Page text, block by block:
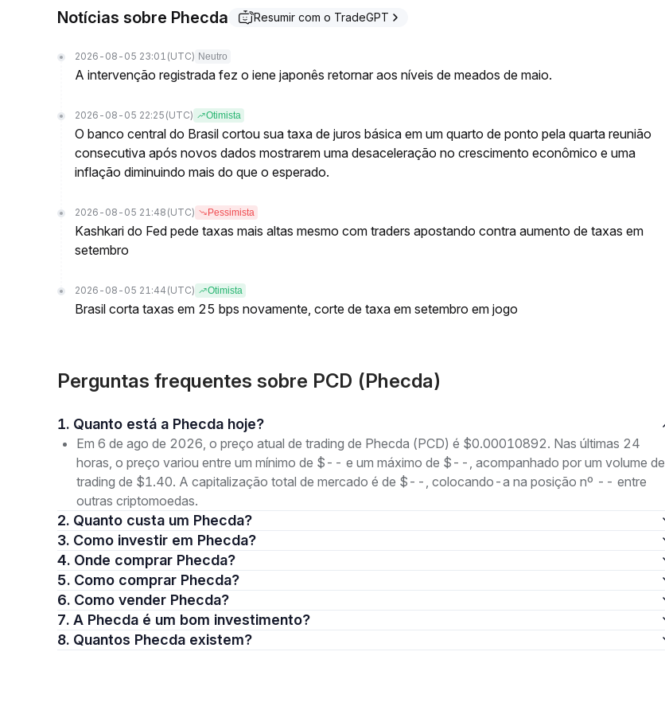
Notícias sobre Phecda Resumir com o TradeGPT
2026-08-05 23:01 (UTC) Neutro
A intervenção registrada fez o iene japonês retornar aos níveis de meados de maio.
2026-08-05 22:25 (UTC) Otimista
O banco central do Brasil cortou sua taxa de juros básica em um quarto de ponto pela quarta reunião
consecutiva após novos dados mostrarem uma desaceleração no crescimento econômico e uma
inflação diminuindo mais do que o esperado.
2026-08-05 21:48 (UTC) Pessimista
Kashkari do Fed pede taxas mais altas mesmo com traders apostando contra aumento de taxas em
setembro
2026-08-05 21:44 (UTC) Otimista
Brasil corta taxas em 25 bps novamente, corte de taxa em setembro em jogo
Perguntas frequentes sobre PCD (Phecda)
1. Quanto está a Phecda hoje?
Em 6 de ago de 2026, o preço atual de trading de Phecda (PCD) é $0.00010892. Nas últimas 24
horas, o preço variou entre um mínimo de $-- e um máximo de $--, acompanhado por um volume de
trading de $1.40. A capitalização total de mercado é de $--, colocando-a na posição nº -- entre
outras criptomoedas.
2. Quanto custa um Phecda?
3. Como investir em Phecda?
4. Onde comprar Phecda?
5. Como comprar Phecda?
6. Como vender Phecda?
7. A Phecda é um bom investimento?
8. Quantos Phecda existem?